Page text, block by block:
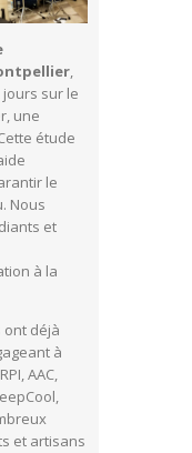
,
sur le
une
étude
le
Nous
et
à la
déjà
à
AAC,
et artisans